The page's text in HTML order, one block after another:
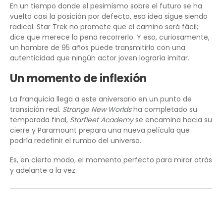
En un tiempo donde el pesimismo sobre el futuro se ha
vuelto casi la posición por defecto, esa idea sigue siendo
radical. Star Trek no promete que el camino será fácil;
dice que merece la pena recorrerlo. Y eso, curiosamente,
un hombre de 95 años puede transmitirlo con una
autenticidad que ningún actor joven lograría imitar.
Un momento de inflexión
La franquicia llega a este aniversario en un punto de
transición real. Strange New Worldsha completado su
temporada final, Starfleet Academyse encamina hacia su
cierre y Paramount prepara una nueva película que
podría redefinir el rumbo del universo.
Es, en cierto modo, el momento perfecto para mirar atrás
y adelante a la vez.